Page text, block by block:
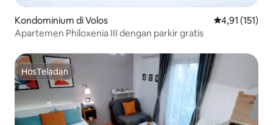
Kondominium di Volos Nilai rata-rata
4,91 (151)
Apartemen Philoxenia III dengan parkir gratis
HosTeladan
HosTeladan